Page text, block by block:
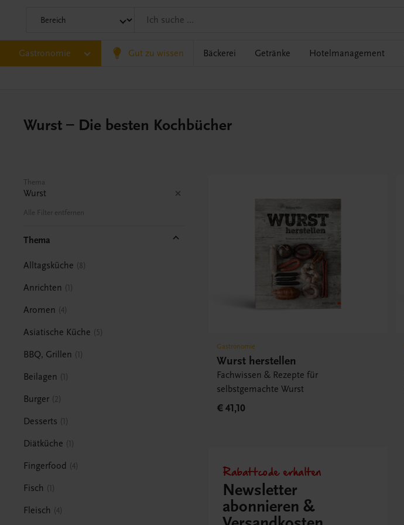
Gastronomie Gut zu wissen Bäckerei Getränke Hotelmanagement
Wurst – Die besten Kochbücher
Thema
Wurst
Alle Filter entfernen
Thema
Alltagsküche 8
Anrichten 1
Aromen 4
Asiatische Küche 5
BBQ, Grillen 1
Beilagen 1
Burger 2
Desserts 1
Diätküche 1
Fingerfood 4
Fisch 1
Fleisch 4
Gastronomie
Wurst herstellen
Fachwissen & Rezepte für
selbstgemachte Wurst
€ 41,10
Rabattcode erhalten
Newsletter
abonnieren &